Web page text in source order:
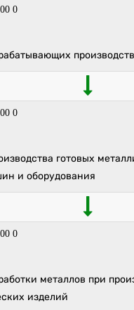
0
производств
0
готовых
и оборудования
0
металлов при
изделий